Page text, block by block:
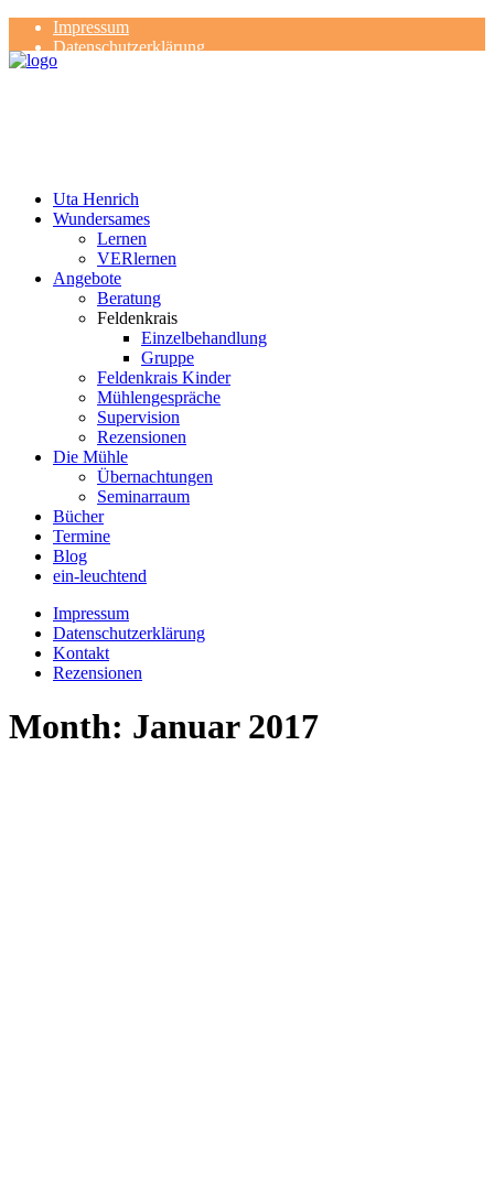
Impressum
Datenschutzerklärung
Kontakt
Uta Henrich
Wundersames
Lernen
VERlernen
Angebote
Beratung
Feldenkrais
Einzelbehandlung
Gruppe
Feldenkrais Kinder
Mühlengespräche
Supervision
Rezensionen
Die Mühle
Übernachtungen
Seminarraum
Bücher
Termine
Blog
ein-leuchtend
Impressum
Datenschutzerklärung
Kontakt
Rezensionen
Month: Januar 2017